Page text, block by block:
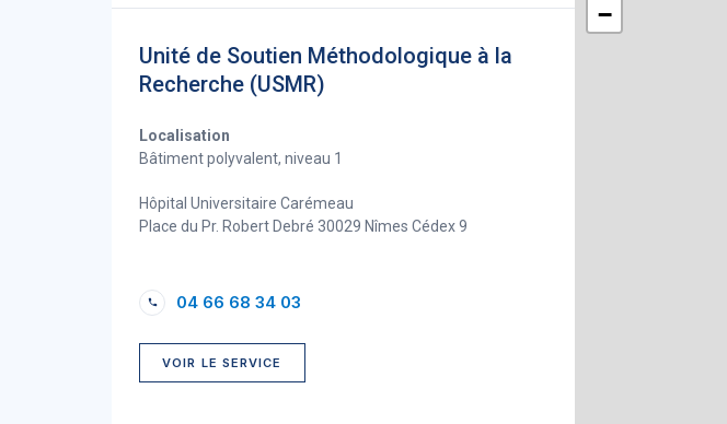
Unité de Soutien Méthodologique à la
Recherche (USMR)
Localisation
Bâtiment polyvalent, niveau 1
Hôpital Universitaire Carémeau
Place du Pr. Robert Debré 30029 Nîmes Cédex 9
04 66 68 34 03
VOIR LE SERVICE
−